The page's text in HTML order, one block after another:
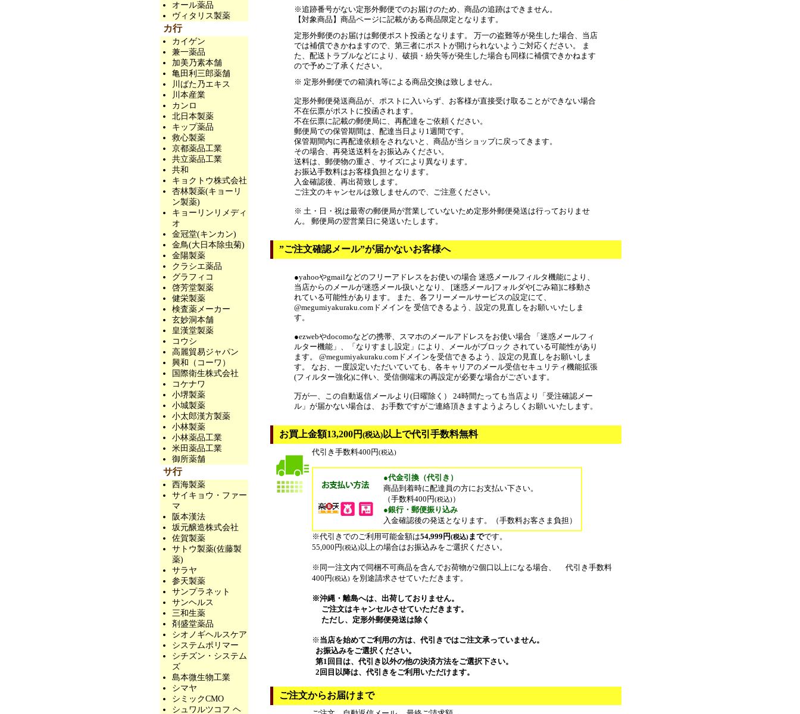
※追跡番号がない定形外郵便でのお届けのため、商品の追跡はできません。
【対象商品】商品ページに記載がある商品限定となります。
定形外郵便のお届けは郵便ポスト投函となります。 万一の盗難等が発生した場合、当店
では補償できかねますので、第三者にポストが開けられないようご対応ください。 ま
た、配送トラブルなどにより、破損・紛失等が発生した場合も同様に補償できかねます
ので予めご了承ください。
※ 定形外郵便での箱潰れ等による商品交換は致しません。
定形外郵便発送商品が、ポストに入いらず、お客様が直接受け取ることができない場合
不在伝票がポストに投函されます。
不在伝票に記載の郵便局に、再配達をご依頼ください。
郵便局での保管期間は、配達当日より1週間です。
保管期間内に再配達依頼をされないと、商品が当ショップに戻ってきます。
その場合、再発送送料をお振込みください。
送料は、郵便物の重さ、サイズにより異なります。
お振込手数料はお客様負担となります。
入金確認後、再出荷致します。
ご注文のキャンセルは致しませんので、ご注意ください。
※ 土・日・祝は最寄の郵便局が営業していないため定形外郵便発送は行っておりませ
ん。 郵便局の翌営業日に発送いたします。
”ご注文確認メール”が届かないお客様へ
●yahooやgmailなどのフリーアドレスをお使いの場合 迷惑メールフィルタ機能により、
当店からのメールが迷惑メール扱いとなり、 [迷惑メール]フォルダや[ごみ箱]に移動さ
れている可能性があります。 また、各フリーメールサービスの設定にて、
@megumiyakuraku.comドメインを 受信できるよう、設定の見直しをお願いいたしま
す。
●ezwebやdocomoなどの携帯、スマホのメールアドレスをお使い場合 「迷惑メールフィ
ルター機能」、「なりすまし設定」により、メールがブロック されている可能性があり
ます。 @megumiyakuraku.comドメインを受信できるよう、設定の見直しをお願いしま
す。 なお、一度設定いただいていても、各キャリアのメール受信セキュリティ機能拡張
(フィルター強化)に伴い、受信側端末の再設定が必要な場合がございます。
万が一、この自動返信メールより(日曜除く） 24時間たっても当店より「受注確認メー
ル」が届かない場合は、 お手数ですがご連絡頂きますようよろしくお願いいたします。
お買上金額13,200円 (税込)以上で代引手数料無料
代引き手数料400円(税込)
●代金引換（代引き）
商品到着時に配達員の方にお支払い下さい。
（手数料400円(税込)）
●銀行・郵便振り込み
入金確認後の発送となります。（手数料お客さま負担）
※代引きでのご利用可能金額は54,999円(税込)までです。
55,000円(税込)以上の場合はお振込みをご選択ください。
※同一注文内で同梱不可商品を含んでお荷物が2個口以上になる場合、 代引き手数料
400円(税込)を別途請求させていただきます。
※沖縄・離島へは、出荷しておりません。
ご注文はキャンセルさせていただきます。
ただし、定形外郵便発送は除く
※ 当店を始めてご利用の方は、代引きではご注文承っていません。
お振込みをご選択ください。
第1回目は、代引き以外の他の決済方法をご選択下さい。
2回目以降は、代引きをご利用いただけます。
ご注文からお届けまで
オール薬品
ヴィタリス製薬
カ行
カイゲン
兼一薬品
加美乃素本舗
亀田利三郎薬舗
川ばた乃エキス
川本産業
カンロ
北日本製薬
キップ薬品
救心製薬
京都薬品工業
共立薬品工業
共和
キョクトウ株式会社
杏林製薬(キョーリ
ン製薬)
キョーリンリメディ
オ
金冠堂(キンカン)
金鳥(大日本除虫菊)
金陽製薬
クラシエ薬品
グラフィコ
啓芳堂製薬
健栄製薬
検査薬メーカー
玄妙洞本舗
皇漢堂製薬
コウシ
高麗貿易ジャパン
興和（コーワ）
国際衛生株式会社
コケナワ
小堺製薬
小城製薬
小太郎漢方製薬
小林製薬
小林薬品工業
米田薬品工業
御所薬舗
サ行
西海製薬
サイキョウ・ファー
マ
阪本漢法
坂元醸造株式会社
佐賀製薬
サトウ製薬(佐藤製
薬)
サラヤ
参天製薬
サンプラネット
サンヘルス
三和生薬
剤盛堂薬品
シオノギヘルスケア
システムポリマー
シチズン・システム
ズ
島本微生物工業
シマヤ
シミックCMO
シュワルツコフ ヘ